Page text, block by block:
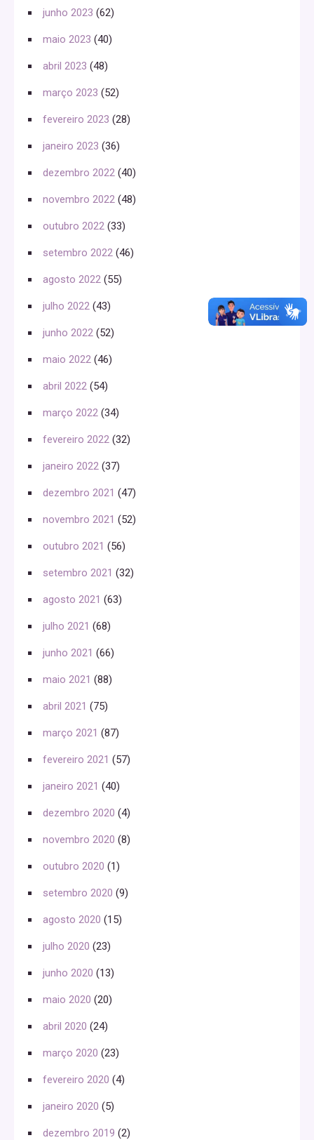
junho 2023 (62)
maio 2023 (40)
abril 2023 (48)
março 2023 (52)
fevereiro 2023 (28)
janeiro 2023 (36)
dezembro 2022 (40)
novembro 2022 (48)
outubro 2022 (33)
setembro 2022 (46)
agosto 2022 (55)
julho 2022 (43)
junho 2022 (52)
maio 2022 (46)
abril 2022 (54)
março 2022 (34)
fevereiro 2022 (32)
janeiro 2022 (37)
dezembro 2021 (47)
novembro 2021 (52)
outubro 2021 (56)
setembro 2021 (32)
agosto 2021 (63)
julho 2021 (68)
junho 2021 (66)
maio 2021 (88)
abril 2021 (75)
março 2021 (87)
fevereiro 2021 (57)
janeiro 2021 (40)
dezembro 2020 (4)
novembro 2020 (8)
outubro 2020 (1)
setembro 2020 (9)
agosto 2020 (15)
julho 2020 (23)
junho 2020 (13)
maio 2020 (20)
abril 2020 (24)
março 2020 (23)
fevereiro 2020 (4)
janeiro 2020 (5)
dezembro 2019 (2)